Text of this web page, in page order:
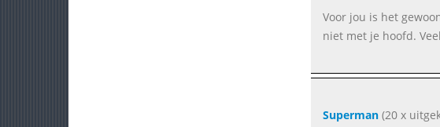
Voor jou is het
niet met je hoofd.
Superman(20 x